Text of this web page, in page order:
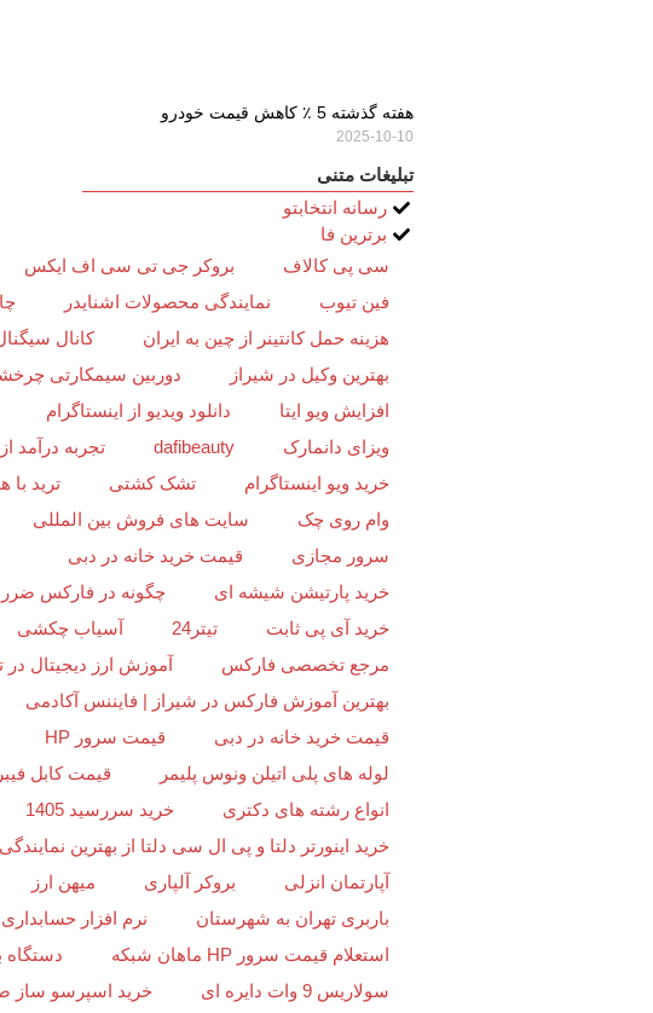
هفته گذشته 5 ٪ کاهش قیمت خودرو
2025-10-10
تبلیغات متنی
رسانه انتخابتو
برترین فا
سی پی کالاف
بروکر جی تی سی اف ایکس
فین تیوب
نمایندگی محصولات اشنایدر
هزینه حمل کانتینر از چین به ایران
کانال
بهترین وکیل در شیراز
دوربین سیمکارتی
افزایش ویو ایتا
دانلود ویدیو از اینستاگرام
ویزای دانمارک
dafibeauty
تجربه درآمد
خرید ویو اینستاگرام
تشک کشتی
ترید
وام روی چک
سایت های فروش بین المللی
سرور مجازی
قیمت خرید خانه در دبی
خرید پارتیشن شیشه ای
چگونه در فارکس ضرر
خرید آی پی ثابت
تیتر24
آسیاب چکشی
مرجع تخصصی فارکس
آموزش ارز دیجیتال در
بهترین آموزش فارکس در شیراز | فایننس آکادمی
قیمت خرید خانه در دبی
قیمت سرور HP
لوله های پلی اتیلن ونوس پلیمر
قیمت کابل
انواع رشته های دکتری
خرید سررسید 1405
خرید اینورتر دلتا و پی ال سی دلتا از بهترین نمایندگی
آپارتمان انزلی
بروکر آلپاری
میهن ارز
باربری تهران به شهرستان
نرم افزار حسابداری
استعلام قیمت سرور HP ماهان شبکه
دستگاه
سولاریس 9 وات دایره ای
خرید اسپرسو ساز